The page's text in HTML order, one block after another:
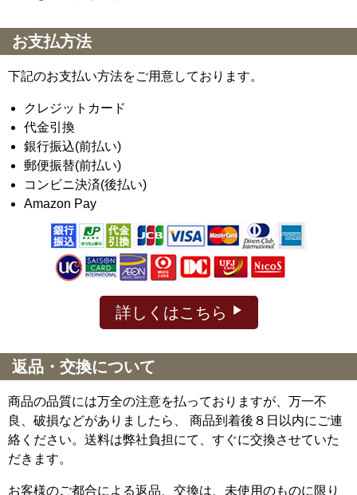
お支払方法
下記のお支払い方法をご用意しております。
クレジットカード
代金引換
銀行振込(前払い)
郵便振替(前払い)
コンビニ決済(後払い)
Amazon Pay
詳しくはこちら
返品・交換について
商品の品質には万全の注意を払っておりますが、万一不
良、破損などがありましたら、 商品到着後８日以内にご連
絡ください。送料は弊社負担にて、すぐに交換させていた
だきます。
お客様のご都合による返品、交換は、未使用のものに限り